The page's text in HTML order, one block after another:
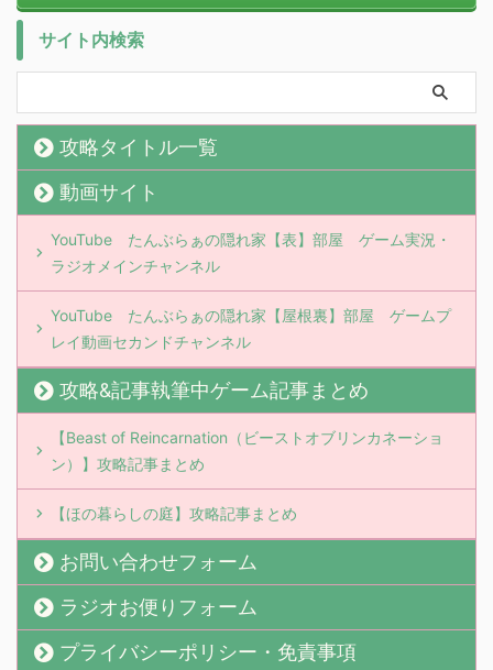
サイト内検索
攻略タイトル一覧
動画サイト
YouTube たんぶらぁの隠れ家【表】部屋 ゲーム実況・
ラジオメインチャンネル
YouTube たんぶらぁの隠れ家【屋根裏】部屋 ゲームプ
レイ動画セカンドチャンネル
攻略&記事執筆中ゲーム記事まとめ
【Beast of Reincarnation（ビーストオブリンカネーショ
ン）】攻略記事まとめ
【ほの暮らしの庭】攻略記事まとめ
お問い合わせフォーム
ラジオお便りフォーム
プライバシーポリシー・免責事項